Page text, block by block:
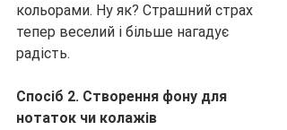
кольорами. Ну як? Страшний страх
тепер веселий і більше нагадує
радість.
Спосіб 2. Створення фону для
нотаток чи колажів